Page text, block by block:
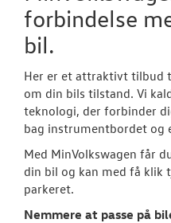
forbindelse
bil.
Her er et attraktivt tilbud
om din bils tilstand. Vi
teknologi, der forbinder
bag instrumentbordet og
Med MinVolkswagen får
din bil og kan med få klik
parkeret.
Nemmere at passe på